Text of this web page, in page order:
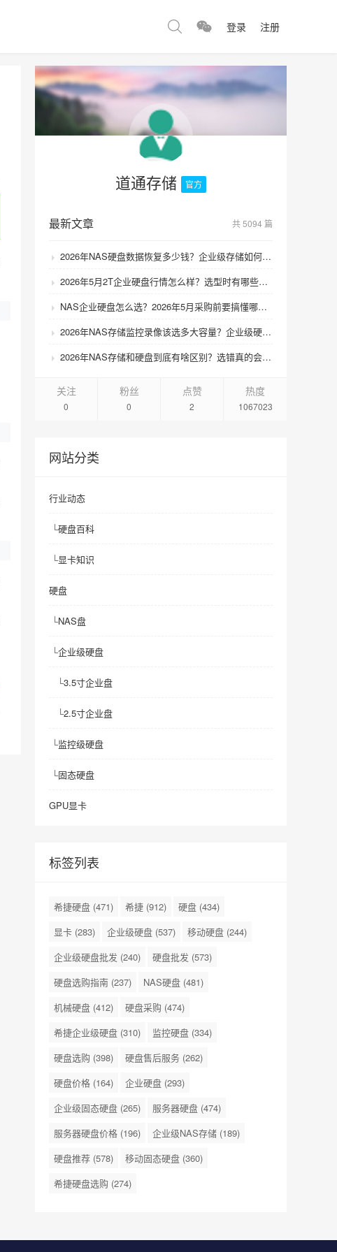
登录 注册
道通存储 官方
最新文章 共 5094 篇
2026年NAS硬盘数据恢复多少钱？企业级存储如何避免数据丢失风险？
2026年5月2T企业硬盘行情怎么样？选型时有哪些避坑技巧？
NAS企业硬盘怎么选？2026年5月采购前要搞懂哪些坑？
2026年NAS存储监控录像该选多大容量？企业级硬盘怎么搭配才划算？
2026年NAS存储和硬盘到底有啥区别？选错真的会后悔吗？
关注
0
粉丝
0
点赞
2
热度
1067023
网站分类
行业动态
└硬盘百科
└显卡知识
硬盘
└NAS盘
└企业级硬盘
└3.5寸企业盘
└2.5寸企业盘
└监控级硬盘
└固态硬盘
GPU显卡
标签列表
希捷硬盘 (471) 希捷 (912) 硬盘 (434)
显卡 (283) 企业级硬盘 (537) 移动硬盘 (244)
企业级硬盘批发 (240) 硬盘批发 (573)
硬盘选购指南 (237) NAS硬盘 (481)
机械硬盘 (412) 硬盘采购 (474)
希捷企业级硬盘 (310) 监控硬盘 (334)
硬盘选购 (398) 硬盘售后服务 (262)
硬盘价格 (164) 企业硬盘 (293)
企业级固态硬盘 (265) 服务器硬盘 (474)
服务器硬盘价格 (196) 企业级NAS存储 (189)
硬盘推荐 (578) 移动固态硬盘 (360)
希捷硬盘选购 (274)